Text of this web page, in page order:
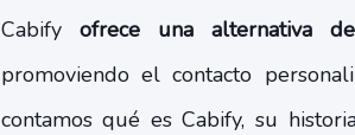
Cabify ofrece una alternativa
promoviendo el contacto
contamos qué es Cabify, su